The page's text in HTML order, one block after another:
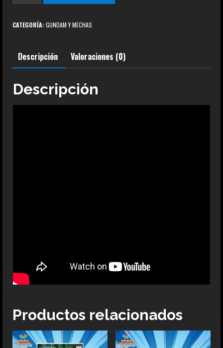
Gundam
MK-
(A.E.U.G)
cantidad
CATEGORÍA: GUNDAM Y MECHAS
Descripción Valoraciones (0)
Descripción
Productos relacionados